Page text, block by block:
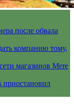
после обвала
компанию тому,
магазинов Mere
приостановил